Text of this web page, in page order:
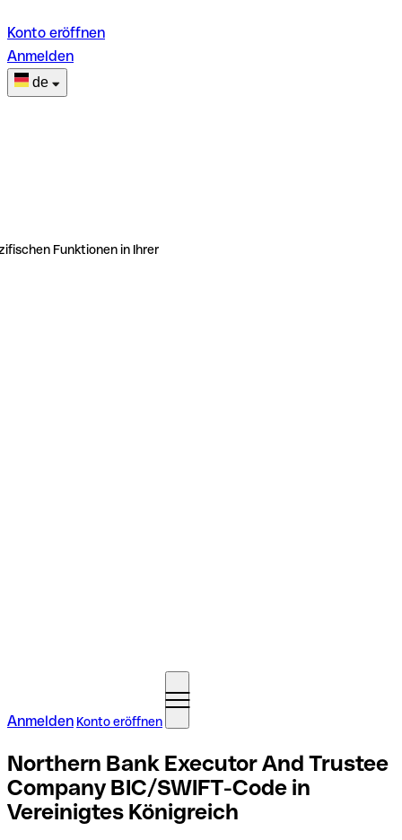
Konto eröffnen
Anmelden
de
Funktionen in Ihrer
Anmelden Konto eröffnen
Northern Bank Executor And Trustee
Company BIC/SWIFT-Code in
Vereinigtes Königreich